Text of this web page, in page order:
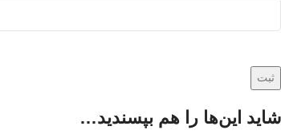
شاید این‌ها را هم بپسندید…